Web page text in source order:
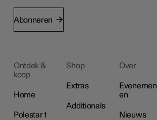
Abonneren
Ontdek &
koop
Home
Polestar 1
Shop
Extras
Additionals
Over
en
Nieuws